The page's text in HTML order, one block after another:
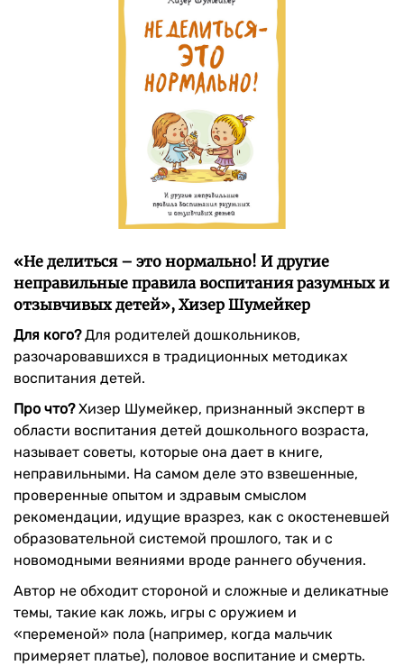
«Не делиться – это нормально! И другие
неправильные правила воспитания разумных и
отзывчивых детей», Хизер Шумейкер
Для кого?Для родителей дошкольников,
разочаровавшихся в традиционных методиках
воспитания детей.
Про что?Хизер Шумейкер, признанный эксперт в
области воспитания детей дошкольного возраста,
называет советы, которые она дает в книге,
неправильными. На самом деле это взвешенные,
проверенные опытом и здравым смыслом
рекомендации, идущие вразрез, как с окостеневшей
образовательной системой прошлого, так и с
новомодными веяниями вроде раннего обучения.
Автор не обходит стороной и сложные и деликатные
темы, такие как ложь, игры с оружием и
«переменой» пола (например, когда мальчик
примеряет платье), половое воспитание и смерть.